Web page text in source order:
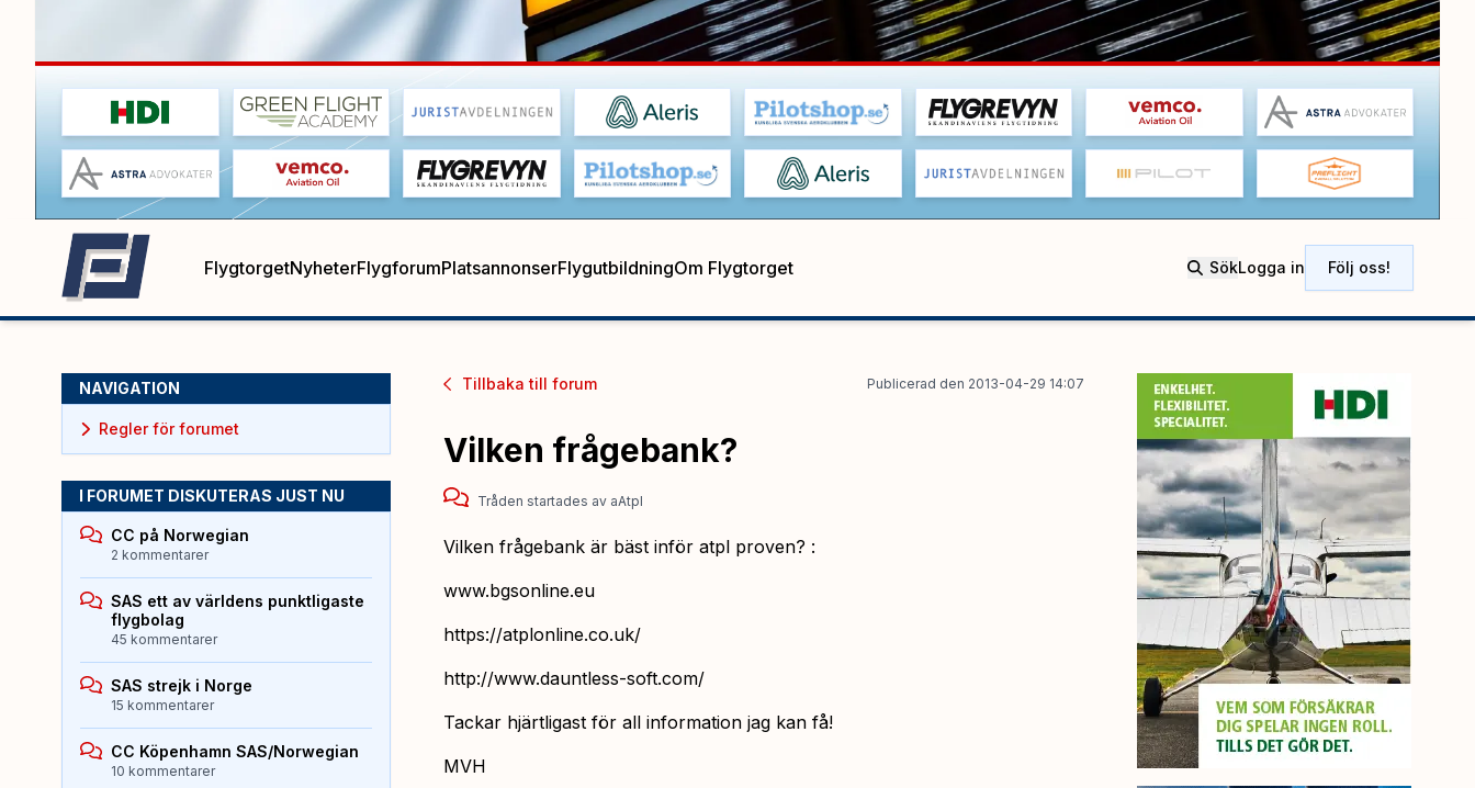
FlygtorgetNyheterFlygforumPlatsannonserFlygutbildningOm Flygtorget SökLogga in Följ oss!
Tillbaka till forum Publicerad den 2013-04-29 14:07
Vilken frågebank?
Tråden startades av aAtpl
Vilken frågebank är bäst inför atpl proven? :
www.bgsonline.eu
https://atplonline.co.uk/
http://www.dauntless-soft.com/
Tackar hjärtligast för all information jag kan få!
MVH
NAVIGATION
Regler för forumet
I FORUMET DISKUTERAS JUST NU
CC på Norwegian
2 kommentarer
SAS ett av världens punktligaste
flygbolag
45 kommentarer
SAS strejk i Norge
15 kommentarer
CC Köpenhamn SAS/Norwegian
10 kommentarer